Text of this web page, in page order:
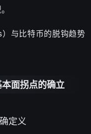
与比特币的脱钩趋势
面拐点的确立
定义